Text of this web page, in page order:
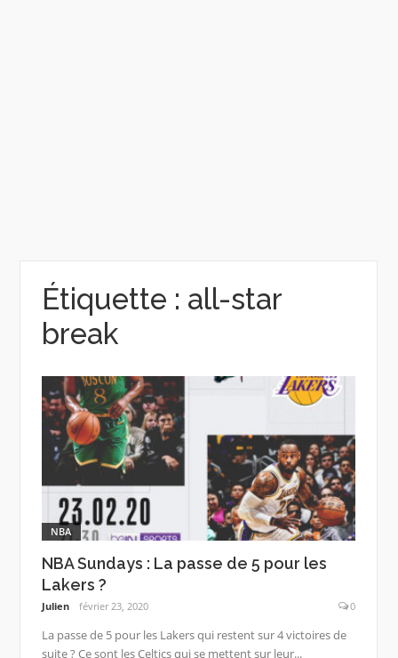
Étiquette : all-star
break
NBA
NBA Sundays : La passe de 5 pour les
Lakers ?
Julien février 23, 2020 0
La passe de 5 pour les Lakers qui restent sur 4 victoires de
suite ? Ce sont les Celtics qui se mettent sur leur...